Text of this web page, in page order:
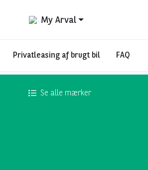
My Arval
Privatleasing af brugt bil FAQ
Se alle mærker